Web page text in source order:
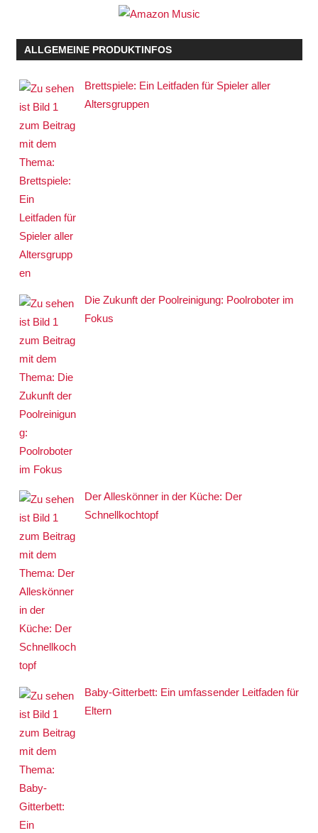
ALLGEMEINE PRODUKTINFOS
Brettspiele: Ein Leitfaden für Spieler aller
Altersgruppen
Die Zukunft der Poolreinigung: Poolroboter im
Fokus
Der Alleskönner in der Küche: Der
Schnellkochtopf
Baby-Gitterbett: Ein umfassender Leitfaden für
Eltern